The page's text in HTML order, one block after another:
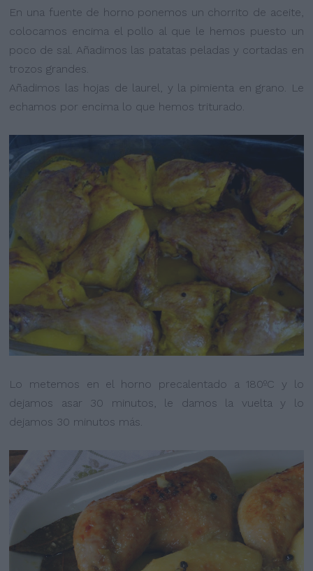
En una fuente de horno ponemos un chorrito de aceite,
colocamos encima el pollo al que le hemos puesto un
poco de sal. Añadimos las patatas peladas y cortadas en
trozos grandes.
Añadimos las hojas de laurel, y la pimienta en grano. Le
echamos por encima lo que hemos triturado.
Lo metemos en el horno precalentado a 180ºC y lo
dejamos asar 30 minutos, le damos la vuelta y lo
dejamos 30 minutos más.